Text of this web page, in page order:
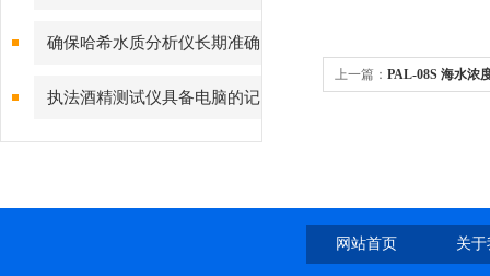
量仪的准确性？
确保哈希水质分析仪长期准确
读数的要点
执法酒精测试仪具备电脑的记
录和查询功能，可靠、易用
上一篇： PAL-08S 海水浓
网站首页 关